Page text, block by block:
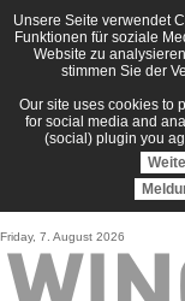
Direkt zum Inhalt
Unsere Seite verwendet
Funktionen für soziale
Website zu
stimmen Sie der
Our site uses cookies to
for social media and
(social) plugin you
Friday, 7. August 2026